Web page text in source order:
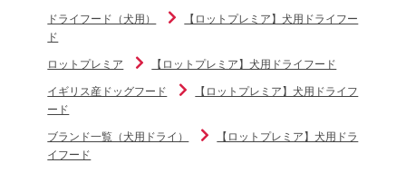
ドライフード（犬用）
【ロットプレミア】犬用ドライフー
ド
ロットプレミア
【ロットプレミア】犬用ドライフード
イギリス産ドッグフード
【ロットプレミア】犬用ドライフ
ード
ブランド一覧（犬用ドライ）
【ロットプレミア】犬用ドラ
イフード